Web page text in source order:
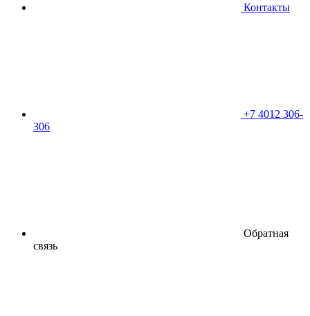
Контакты
+7 4012 306-
306
Обратная
связь